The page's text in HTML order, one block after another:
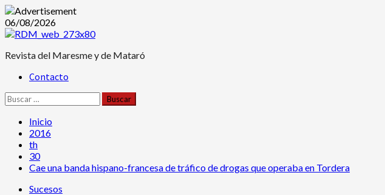
Saltar
al
06/08/2026
Revista del Maresme y de Mataró
Menú Contacto
Buscar:
Inicio
2016
th
30
Cae una banda hispano-francesa de tráfico de drogas que operaba en Tordera
Sucesos